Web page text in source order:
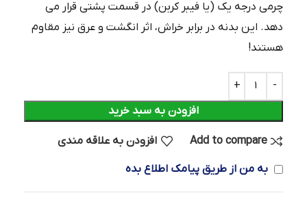
چرمی درجه یک (یا فیبر کربن) در قسمت پشتی قرار می
دهد. این بدنه در برابر خراش، اثر انگشت و عرق نیز مقاوم
هستند!
افزودن به سبد خرید
Add to compare افزودن به علاقه مندی
به من از طریق پیامک اطلاع بده